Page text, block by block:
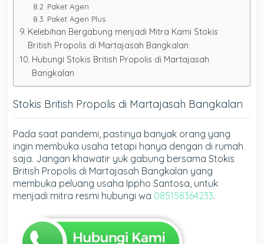
Paket Agen
Paket Agen Plus
Kelebihan Bergabung menjadi Mitra Kami Stokis
British Propolis di Martajasah Bangkalan
Hubungi Stokis British Propolis di Martajasah
Bangkalan
Stokis British Propolis di Martajasah Bangkalan
Pada saat pandemi, pastinya banyak orang yang
ingin membuka usaha tetapi hanya dengan di rumah
saja. Jangan khawatir yuk gabung bersama Stokis
British Propolis di Martajasah Bangkalan yang
membuka peluang usaha Ippho Santosa, untuk
menjadi mitra resmi hubungi wa 085158364233.